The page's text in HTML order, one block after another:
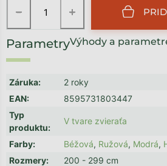
+
−
Výhody a
Záruka:
2 roky
EAN:
8595731803447
Typ
produktu:
V tvare zvieraťa
Farby: Béžová, Ružová, Modrá,
Rozmery:
200 - 299 cm